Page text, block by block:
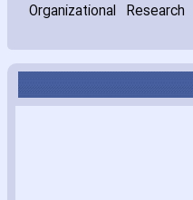
Organizational Research